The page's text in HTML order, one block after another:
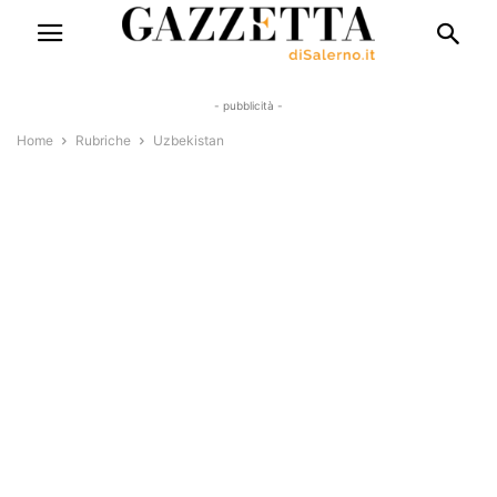
- pubblicità -
Home Rubriche Uzbekistan